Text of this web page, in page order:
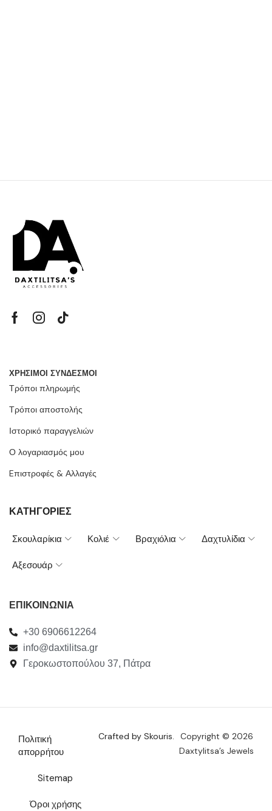
ΧΡΗΣΙΜΟΙ ΣΥΝΔΕΣΜΟΙ
Τρόποι πληρωμής
Τρόποι αποστολής
Ιστορικό παραγγελιών
Ο λογαριασμός μου
Eπιστροφές & Αλλαγές
ΚΑΤΗΓΟΡΙΕΣ
Σκουλαρίκια Κολιέ Βραχιόλια Δαχτυλίδια
Αξεσουάρ
ΕΠΙΚΟΙΝΩΝΙΑ
+30 6906612264
info@daxtilitsa.gr
Γεροκωστοπούλου 37, Πάτρα
Πολιτική
απορρήτου
Sitemap
Όροι χρήσης
Crafted by Skouris.
Copyright © 2026
Daxtylitsa’s Jewels